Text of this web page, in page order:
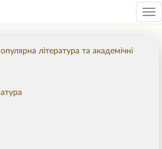
література та академічні